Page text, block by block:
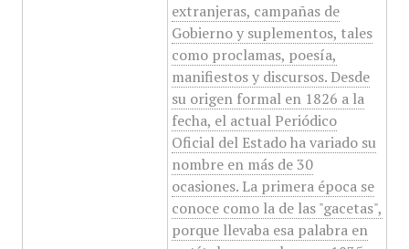
extranjeras, campañas de
Gobierno y suplementos, tales
como proclamas, poesía,
manifiestos y discursos. Desde
su origen formal en 1826 a la
fecha, el actual Periódico
Oficial del Estado ha variado su
nombre en más de 30
ocasiones. La primera época se
conoce como la de las "gacetas",
porque llevaba esa palabra en